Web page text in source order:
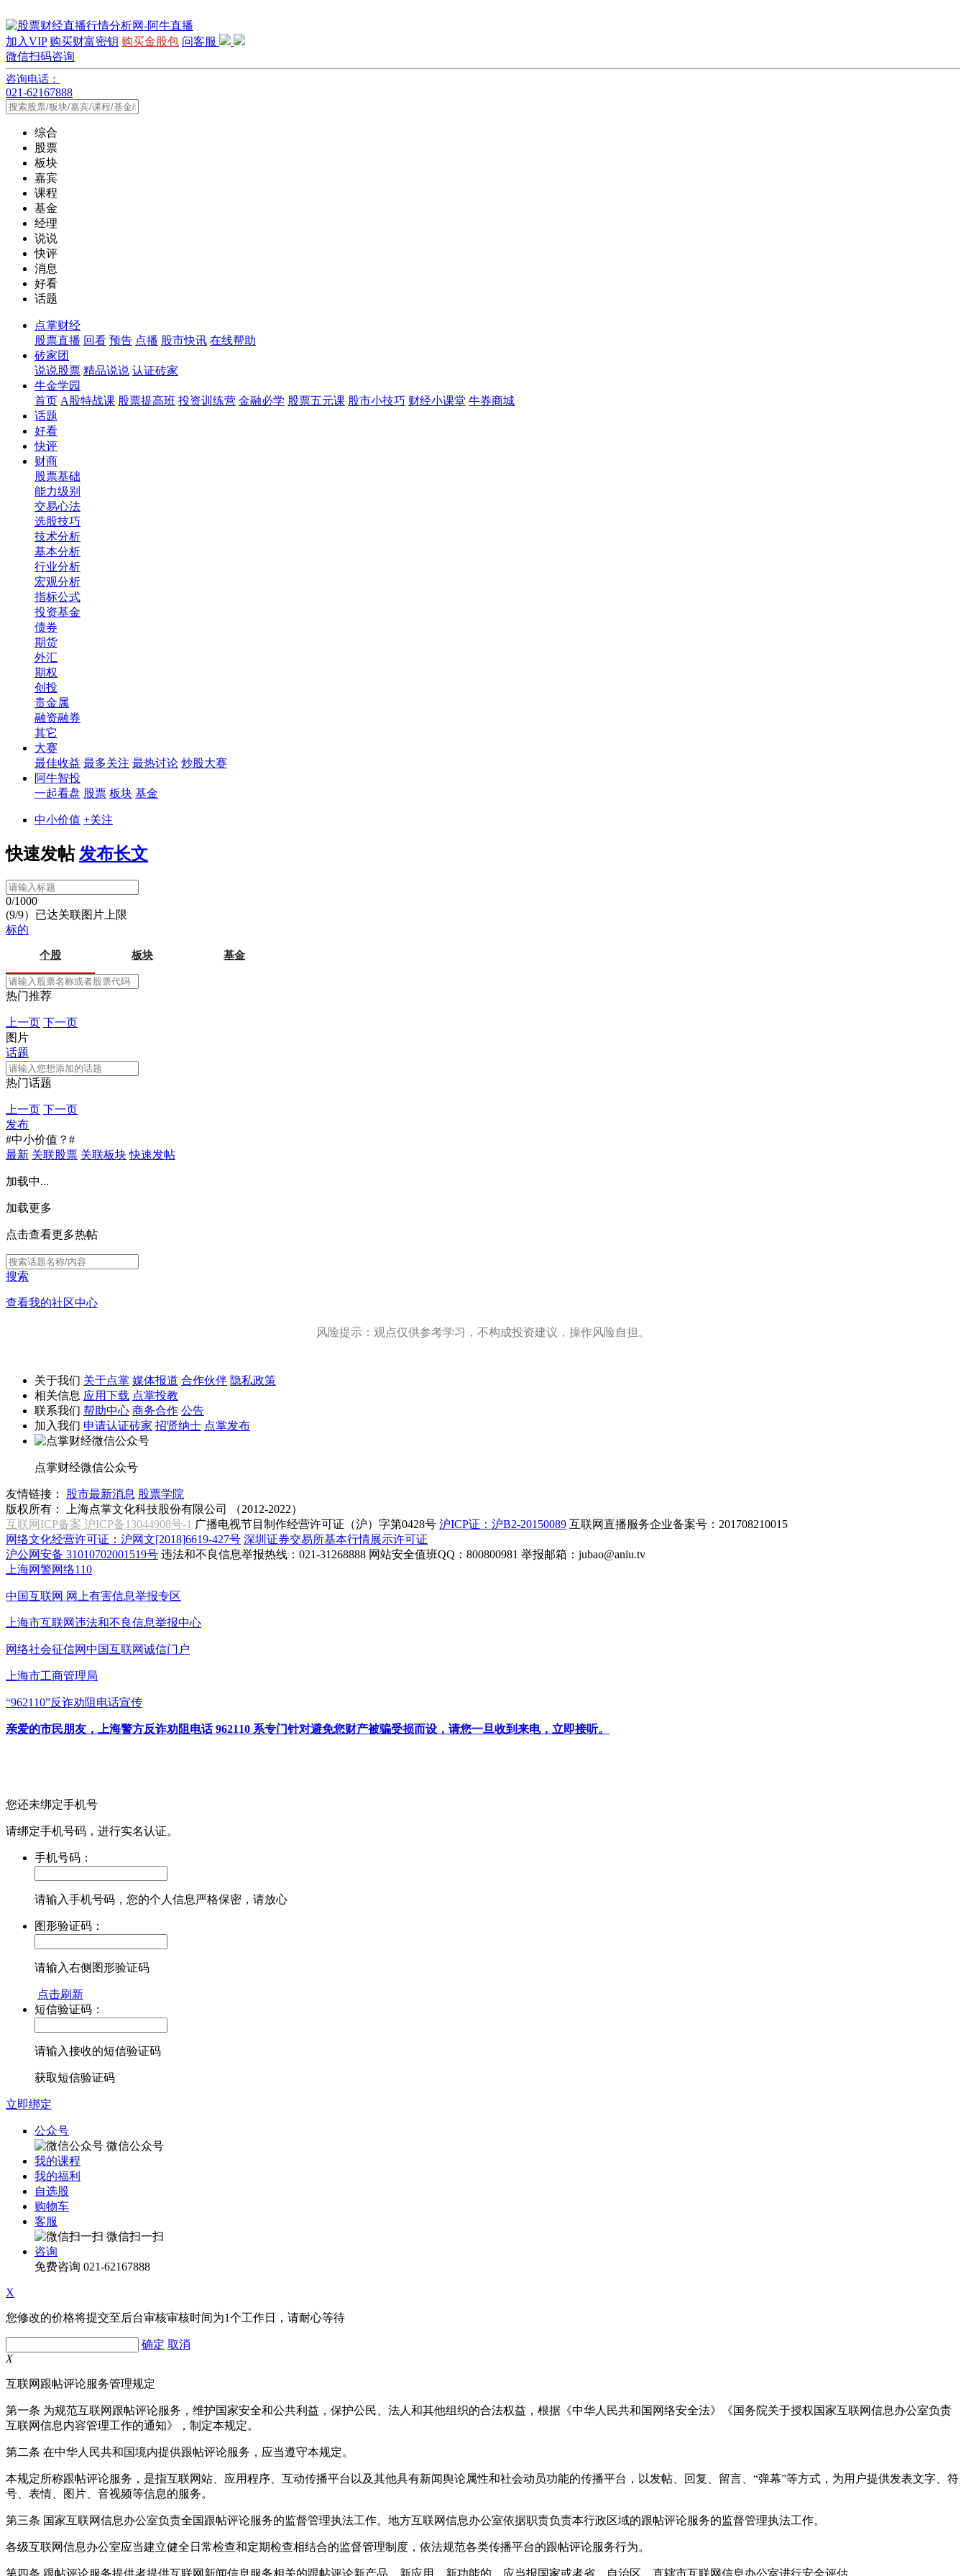
加入VIP 购买财富密钥 购买金股包 问客服
微信扫码咨询
咨询电话：
021-62167888
综合
股票
板块
嘉宾
课程
基金
经理
说说
快评
消息
好看
话题
点掌财经
股票直播 回看 预告 点播 股市快讯 在线帮助
砖家团
说说股票 精品说说 认证砖家
牛金学园
首页 A股特战课 股票提高班 投资训练营 金融必学 股票五元课 股市小技巧 财经小课堂 牛券商城
话题
好看
快评
财商
股票基础
能力级别
交易心法
选股技巧
技术分析
基本分析
行业分析
宏观分析
指标公式
投资基金
债券
期货
外汇
期权
创投
贵金属
融资融券
其它
大赛
最佳收益 最多关注 最热讨论 炒股大赛
阿牛智投
一起看盘 股票 板块 基金
中小价值 +关注
快速发帖 发布长文
0/1000
(9/9）已达关联图片上限
标的
个股 板块 基金
热门推荐
上一页 下一页
图片
话题
热门话题
上一页 下一页
发布
#中小价值？#
最新 关联股票 关联板块 快速发帖
加载中...
加载更多
点击查看更多热帖
搜索
查看我的社区中心
风险提示：观点仅供参考学习，不构成投资建议，操作风险自担。
关于我们 关于点掌 媒体报道 合作伙伴 隐私政策
相关信息 应用下载 点掌投教
联系我们 帮助中心 商务合作 公告
加入我们 申请认证砖家 招贤纳士 点掌发布
点掌财经微信公众号
友情链接： 股市最新消息 股票学院
版权所有：
上海点掌文化科技股份有限公司 （2012-2022）
互联网ICP备案 沪ICP备13044908号-1 广播电视节目制作经营许可证（沪）字第0428号 沪ICP证：沪B2-20150089 互联网直播服务企业备案号：201708210015
网络文化经营许可证：沪网文[2018]6619-427号 深圳证券交易所基本行情展示许可证
沪公网安备 31010702001519号 违法和不良信息举报热线：021-31268888 网站安全值班QQ：800800981 举报邮箱： jubao@aniu.tv
上海网警网络110
中国互联网 网上有害信息举报专区
上海市互联网违法和不良信息举报中心
网络社会征信网中国互联网诚信门户
上海市工商管理局
“962110”反诈劝阻电话宣传
亲爱的市民朋友，上海警方反诈劝阻电话 962110 系专门针对避免您财产被骗受损而设，请您一旦收到来电，立即接听。
您还未绑定手机号
请绑定手机号码，进行实名认证。
手机号码：
请输入手机号码，您的个人信息严格保密，请放心
图形验证码：
请输入右侧图形验证码
点击刷新
短信验证码：
请输入接收的短信验证码
获取短信验证码
立即绑定
公众号
微信公众号
我的课程
我的福利
自选股
购物车
客服
微信扫一扫
咨询
免费咨询 021-62167888
X
您修改的价格将提交至后台审核审核时间为1个工作日，请耐心等待
确定 取消
X
互联网跟帖评论服务管理规定
第一条 为规范互联网跟帖评论服务，维护国家安全和公共利益，保护公民、法人和其他组织的合法权益，根据《中华人民共和国网络安全法》《国务院关于授权国家互联网信息办公室负责
互联网信息内容管理工作的通知》，制定本规定。
第二条 在中华人民共和国境内提供跟帖评论服务，应当遵守本规定。
本规定所称跟帖评论服务，是指互联网站、应用程序、互动传播平台以及其他具有新闻舆论属性和社会动员功能的传播平台，以发帖、回复、留言、“弹幕”等方式，为用户提供发表文字、符
号、表情、图片、音视频等信息的服务。
第三条 国家互联网信息办公室负责全国跟帖评论服务的监督管理执法工作。地方互联网信息办公室依据职责负责本行政区域的跟帖评论服务的监督管理执法工作。
各级互联网信息办公室应当建立健全日常检查和定期检查相结合的监督管理制度，依法规范各类传播平台的跟帖评论服务行为。
第四条 跟帖评论服务提供者提供互联网新闻信息服务相关的跟帖评论新产品、新应用、新功能的，应当报国家或者省、自治区、直辖市互联网信息办公室进行安全评估。